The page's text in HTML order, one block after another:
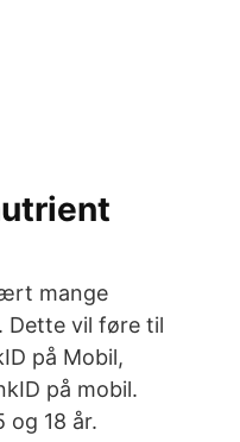
mange
Dette vil føre til
på Mobil,
på mobil.
og 18 år.